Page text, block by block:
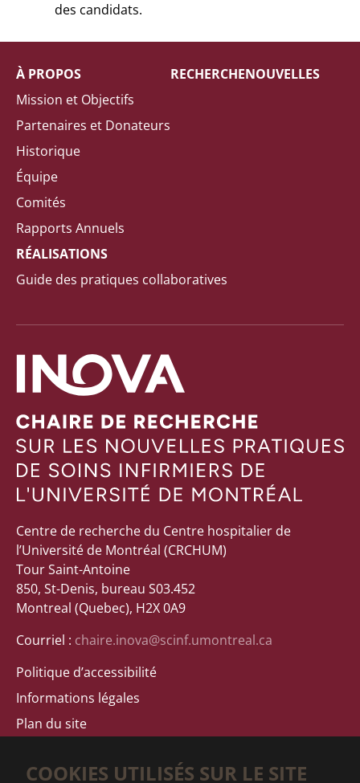
COOKIES UTILISÉS SUR LE SITE
des candidats.
À PROPOS
Mission et Objectifs
Partenaires et Donateurs
Historique
Équipe
Comités
Rapports Annuels
RECHERCHENOUVELLES
RÉALISATIONS
Guide des pratiques collaboratives
Centre de recherche du Centre hospitalier de
l’Université de Montréal (CRCHUM)
Tour Saint-Antoine
850, St-Denis, bureau S03.452
Montreal (Quebec), H2X 0A9
Courriel : chaire.inova@scinf.umontreal.ca
Politique d’accessibilité
Informations légales
Plan du site